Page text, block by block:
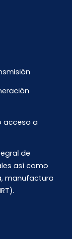
acceso a
de
así como
manufactura